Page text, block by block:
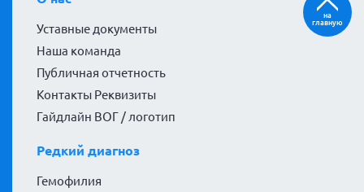
Уставные документы
Наша команда
Публичная отчетность
Контакты Реквизиты
Гайдлайн ВОГ / логотип
Редкий диагноз
Гемофилия
на
главную